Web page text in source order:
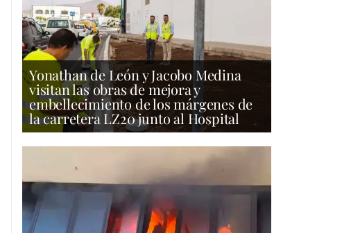
Yonathan de León y Jacobo Medina
visitan las obras de mejora y
embellecimiento de los márgenes de
la carretera LZ20 junto al Hospital